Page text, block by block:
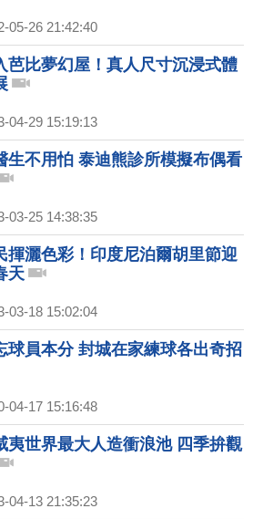
05-26 21:42:40
芭比夢幻屋！真人尺寸沉浸式體
04-29 15:19:13
生不用怕 泰迪熊診所模擬布偶看
03-25 14:38:35
揮灑色彩！印度尼泊爾胡里節迎
天
03-18 15:02:04
球員本分 封城在家練球各出奇招
04-17 15:16:48
夷世界最大人造衝浪池 四季拚觀
04-13 21:35:23